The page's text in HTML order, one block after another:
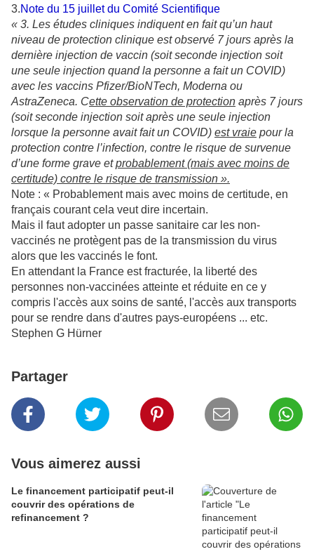
3.Note du 15 juillet du Comité Scientifique
« 3. Les études cliniques indiquent en fait qu’un haut
niveau de protection clinique est observé 7 jours après la
dernière injection de vaccin (soit seconde injection soit
une seule injection quand la personne a fait un COVID)
avec les vaccins Pfizer/BioNTech, Moderna ou
AstraZeneca. Cette observation de protection après 7 jours
(soit seconde injection soit après une seule injection
lorsque la personne avait fait un COVID) est vraie pour la
protection contre l’infection, contre le risque de survenue
d’une forme grave etprobablement (mais avec moins de
certitude) contre le risque de transmission ».
Note : « Probablement mais avec moins de certitude, en
français courant cela veut dire incertain.
Mais il faut adopter un passe sanitaire car les non-
vaccinés ne protègent pas de la transmission du virus
alors que les vaccinés le font.
En attendant la France est fracturée, la liberté des
personnes non-vaccinées atteinte et réduite en ce y
compris l'accès aux soins de santé, l'accès aux transports
pour se rendre dans d'autres pays-européens ... etc.
Stephen G Hürner
Partager
Vous aimerez aussi
Le financement participatif peut-il
couvrir des opérations de
refinancement ?